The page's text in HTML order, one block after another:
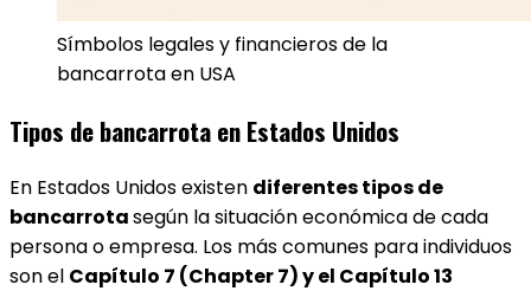
Símbolos legales y financieros de la
bancarrota en USA
Tipos de bancarrota en Estados Unidos
En Estados Unidos existen diferentes tipos de
bancarrotasegún la situación económica de cada
persona o empresa. Los más comunes para individuos
son el Capítulo 7 (Chapter 7) y el Capítulo 13